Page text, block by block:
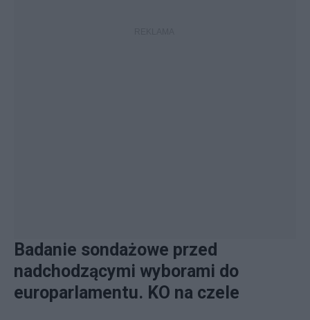
Badanie sondażowe przed
nadchodzącymi wyborami do
europarlamentu. KO na czele